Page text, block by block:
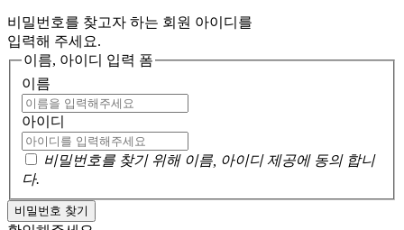
비밀번호를 찾고자 하는 회원 아이디를
입력해 주세요.
이름, 아이디 입력 폼
이름
아이디
비밀번호를 찾기 위해 이름, 아이디 제공에 동의 합니
다.
비밀번호 찾기